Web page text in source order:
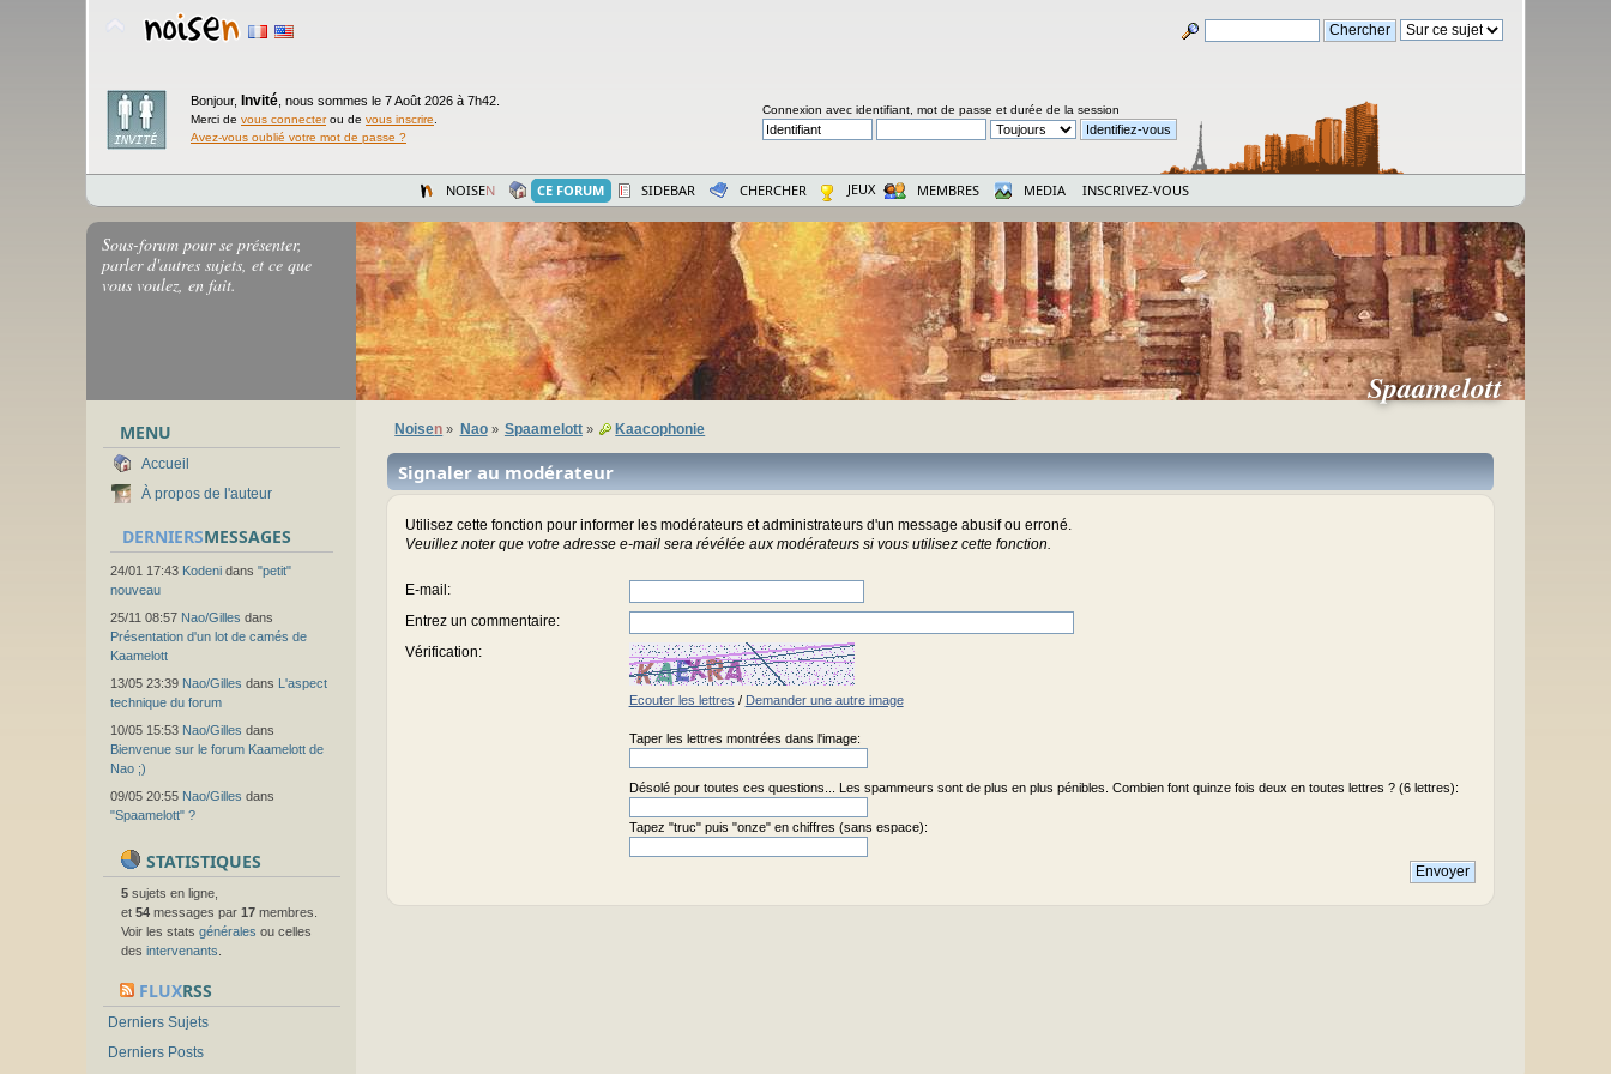
Bonjour, Invité nous sommes le 7 Août 2026 à 7h42.
Merci de vous connecterou de vous inscrire
Avez-vous oublié votre mot de passe ?
Connexion avec identifiant, mot de passe et durée de la session
NOISEN CE FORUM SIDEBAR CHERCHER JEUX MEMBRES MEDIA INSCRIVEZ-VOUS
Sous-forum pour se présenter,
parler d'autres sujets, et ce que
vous voulez, en fait.
MENU
Accueil
À propos de l'auteur
DERNIERSMESSAGES
24/01 17:43 Kodeni dans "petit"
nouveau
25/11 08:57 Nao/Gilles dans
Présentation d'un lot de camés de
Kaamelott
13/05 23:39 Nao/Gilles dans L'aspect
technique du forum
10/05 15:53 Nao/Gilles dans
Bienvenue sur le forum Kaamelott de
Nao ;)
09/05 20:55 Nao/Gilles dans
"Spaamelott" ?
STATISTIQUES
5 sujets en ligne,
et 54 messages par 17 membres.
Voir les stats générales ou celles
des intervenants
FLUXRSS
Derniers Sujets
Derniers Posts
Spaamelott
Noisen » Nao» Spaamelott» Kaacophonie
Signaler au modérateur
Utilisez cette fonction pour informer les modérateurs et administrateurs d'un message abusif ou erroné.
Veuillez noter que votre adresse e-mail sera révélée aux modérateurs si vous utilisez cette fonction.
E-mail :
Entrez un commentaire:
Vérification:
Ecouter les lettres / Demander une autre image
Taper les lettres montrées dans l'image:
Désolé pour toutes ces questions... Les spammeurs sont de plus en plus pénibles. Combien font quinze fois deux en toutes lettres ? (6 lettres):
Tapez "truc" puis "onze" en chiffres (sans espace):